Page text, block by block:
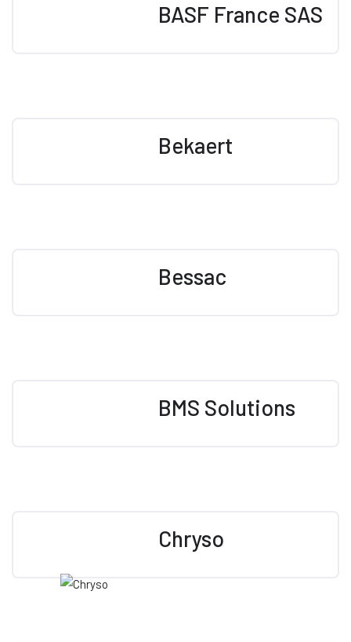
BASF France SAS
Bekaert
Bessac
BMS Solutions
Chryso